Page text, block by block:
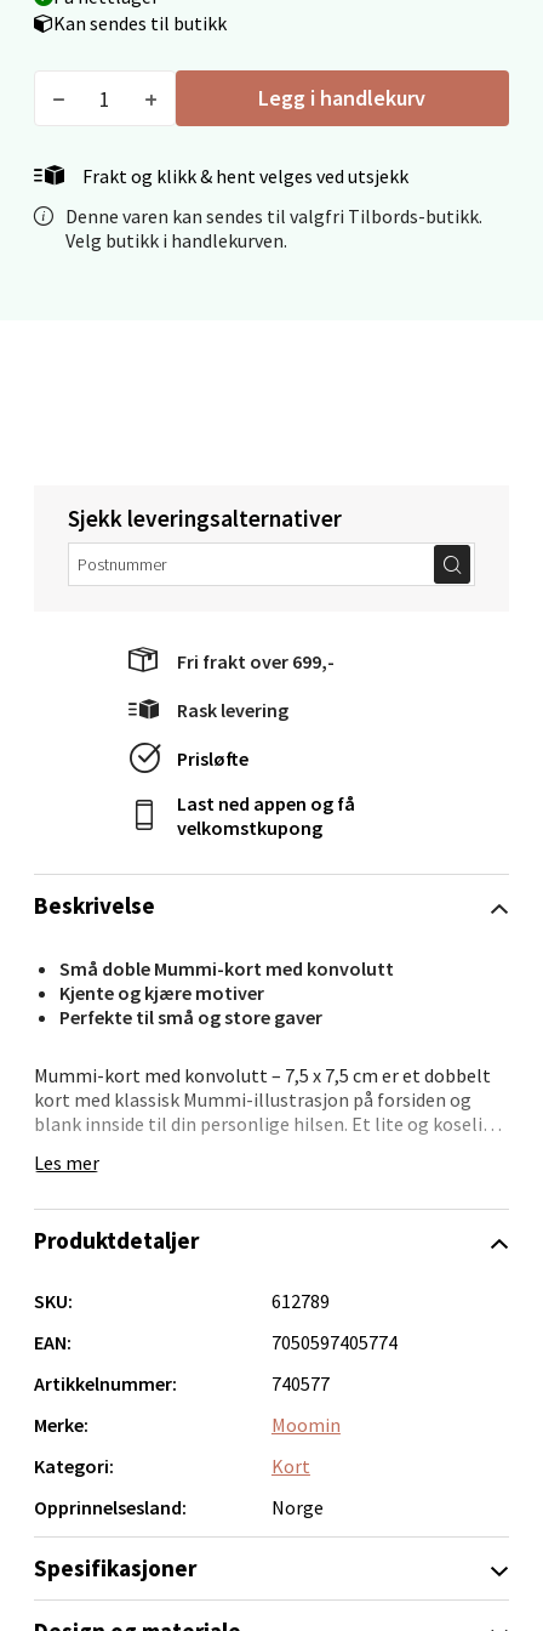
Kan sendes til butikk
Legg i handlekurv
Frakt og klikk & hent velges ved utsjekk
Denne varen kan sendes til valgfri Tilbords-butikk.
Velg butikk i handlekurven.
Beskrivelse
Små doble Mummi-kort med konvolutt
Kjente og kjære motiver
Perfekte til små og store gaver
Mummi-kort med konvolutt – 7,5 x 7,5 cm er et dobbelt
kort med klassisk Mummi-illustrasjon på forsiden og
blank innside til din personlige hilsen. Et lite og koselig
og små overraskelser.
med ulike gaveinnpakninger.
Les mer
Sjekk leveringsalternativer
Fri frakt over 699,-
Rask levering
Prisløfte
Last ned appen og få
velkomstkupong
Produktdetaljer
SKU:
612789
EAN:
7050597405774
Artikkelnummer:
740577
Merke:
Moomin
Kategori:
Kort
Opprinnelsesland:
Norge
Spesifikasjoner
Åpent i dag 09-19
Torget 1, 6413 Molde
Åpent i dag 10-20
Narvik - Thon Senter Malmporten
Bolagsgata 1, 8514 Narvik
Åpent i dag 10-20
Velg
Bergen - Oasen Senter
Åpent i dag 10-21
Oppdal - Aunasenteret
Aunasenteret, Sunndalsvegen 3, 7340 Oppdal
Åpent i dag 10-19